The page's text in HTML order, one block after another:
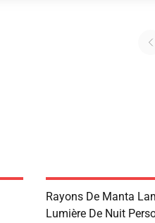
Rayons De Manta
Lumière De Nuit